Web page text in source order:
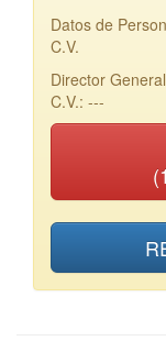
Datos de
C.V.
Director
C.V.: ---